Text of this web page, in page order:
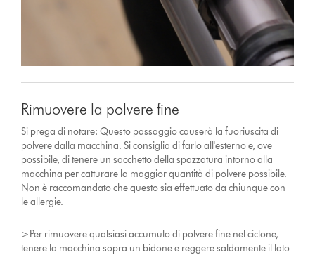
Rimuovere la polvere fine
Si prega di notare: Questo passaggio causerà la fuoriuscita di
polvere dalla macchina. Si consiglia di farlo all'esterno e, ove
possibile, di tenere un sacchetto della spazzatura intorno alla
macchina per catturare la maggior quantità di polvere possibile.
Non è raccomandato che questo sia effettuato da chiunque con
le allergie.
>Per rimuovere qualsiasi accumulo di polvere fine nel ciclone,
tenere la macchina sopra un bidone e reggere saldamente il lato